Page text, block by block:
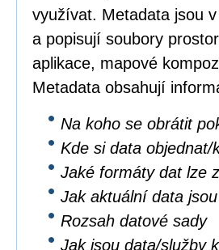
využívat. Metadata jsou
a popisují soubory
aplikace, mapové
Metadata obsahují
Na koho se obrátit
Kde si data objednat/
Jaké formáty dat lze
Jak aktuální data
Rozsah datové sady
Jak jsou data/služby